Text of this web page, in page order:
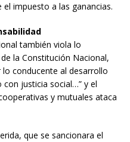
impuesto a las ganancias.
también viola lo
la Constitución Nacional,
conducente al desarrollo
justicia social…” y el
y mutuales ataca
que se sancionara el